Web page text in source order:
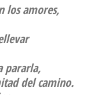
los amores,
pararla,
del camino.